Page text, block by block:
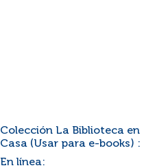
Colección La Biblioteca en
Casa (Usar para e-books) :
En línea: